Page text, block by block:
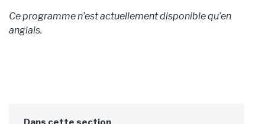
Ce programme n’est actuellement disponible qu’en
anglais.